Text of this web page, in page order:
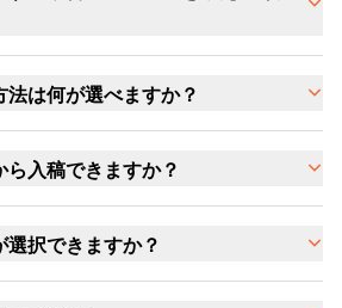
は何が選べますか？
入稿できますか？
択できますか？